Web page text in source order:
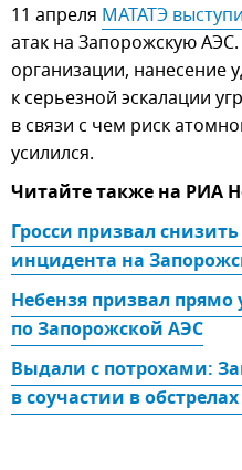
11 апреля МАТАТЭ
атак на Запорожскую
организации, нанесение
к серьезной эскалации
в связи с чем риск
усилился.
Читайте также на РИА
Гросси призвал
инцидента на
Небензя призвал прямо
по Запорожской АЭС
Выдали с потрохами:
в соучастии в